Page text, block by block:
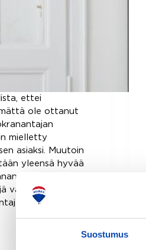
Suostumus
ettei
ole ottanut
mielletty
asiaksi. Muutoin
yleensä hyvää
voi olla
vakuutuksesta
vakuutus